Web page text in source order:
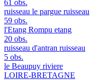
61 obs.
ruisseau le pargue ruisseau
59 obs.
l'Etang Rompu etang
20 obs.
ruisseau d'antran ruisseau
5 obs.
le Beaupuy riviere
LOIRE-BRETAGNE